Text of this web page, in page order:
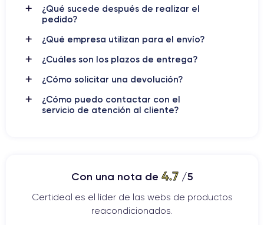
Características Físicas del MacBook Air
Manejo del MacBook Air
delgado, con un peso que ronda el kilogramo. Este portátil es
perfecto para aquellos que necesitan llevar su ordenador
consigo de manera frecuente, ya que apenas ocupa espacio
Acabado del MacBook Air
¿Qué sucede después de realizar el
pedido?
¿Qué empresa utilizan para el envío?
¿Cuáles son los plazos de entrega?
¿Cómo solicitar una devolución?
¿Cómo puedo contactar con el
servicio de atención al cliente?
Con una nota de 4.7/5
Certideal es el líder de las webs de productos
reacondicionados.